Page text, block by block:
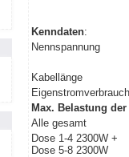
Kenndaten:
Nennspannung
Kabellänge
Eigenstromverbrauch
Max. Belastung
Alle gesamt
Dose 1-4 2300W +
Dose 5-8 2300W